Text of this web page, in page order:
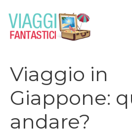
contenuto
Viaggio in
Giappone:
andare?